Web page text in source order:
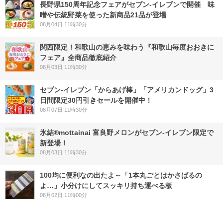
長野県150周年記念フェアがセブン-イレブンで開催 味
噌や伝統野菜を使った新商品21品が登場
08月04日 11時30分
関西限定！和歌山の恵みを味わう『和歌山毎度おおきに
フェア』全商品徹底紹介
08月03日 11時30分
セブン‐イレブン「からあげ棒」「アメリカンドッグ」3
日間限定30円引きセールを開催中！
08月07日 11時30分
氷結®mottainai 富良野メロンがセブン‐イレブン限定で
新登場！
08月03日 11時30分
100均に便利なの出たよ～「1本丸ごとはかさばるの
よ…」小分けにしてスッキリ持ち運べる板
08月02日 11時00分